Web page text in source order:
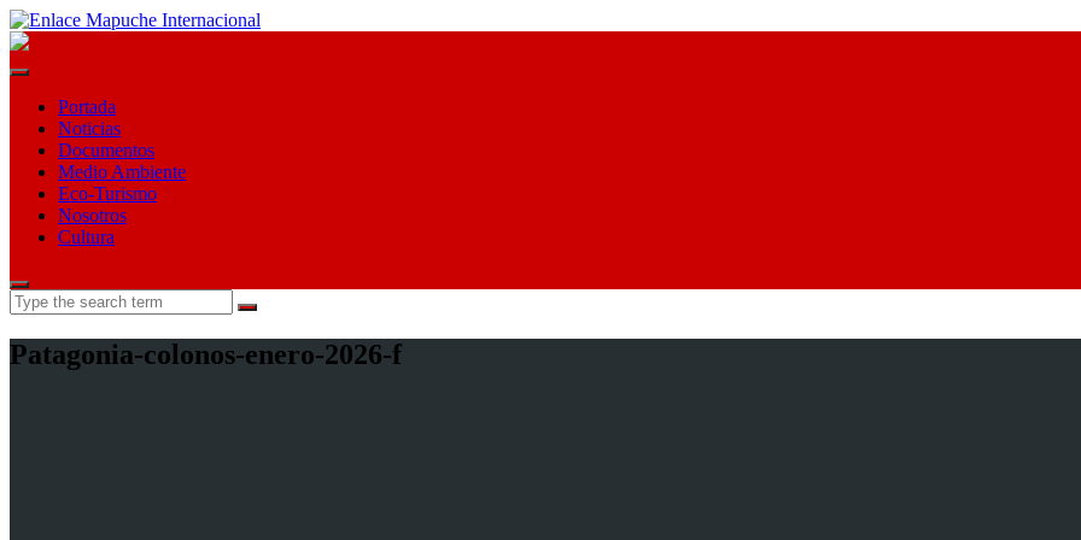
Portada
Noticias
Documentos
Medio Ambiente
Eco-Turismo
Nosotros
Cultura
Search
for:
Patagonia-colonos-enero-2026-f